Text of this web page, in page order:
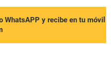
WhatsAPP y recibe en tu móvil